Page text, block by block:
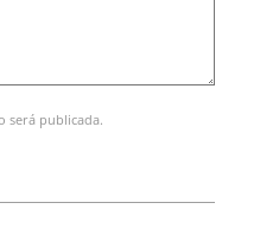
será publicada.